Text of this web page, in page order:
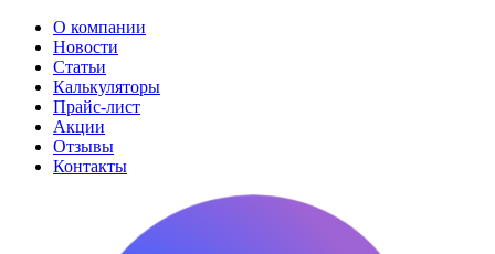
О компании
Новости
Статьи
Калькуляторы
Прайс-лист
Акции
Отзывы
Контакты